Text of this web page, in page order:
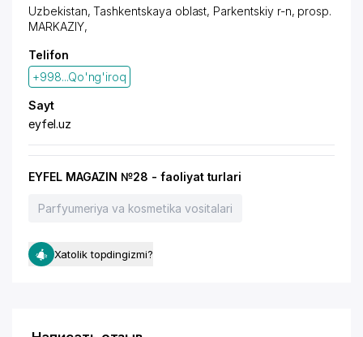
Uzbekistan, Tashkentskaya oblast, Parkentskiy r-n, prosp.
MARKAZIY,
Telifon
+998...Qo'ng'iroq
Sayt
eyfel.uz
EYFEL MAGAZIN №28 - faoliyat turlari
Parfyumeriya va kosmetika vositalari
Xatolik topdingizmi?